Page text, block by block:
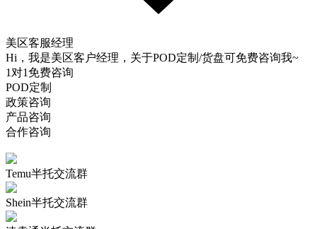
美区客服经理
Hi，我是美区客户经理，关于POD定制/货盘可免费咨询我~
1对1免费咨询
POD定制
政策咨询
产品咨询
合作咨询
Temu半托交流群
Shein半托交流群